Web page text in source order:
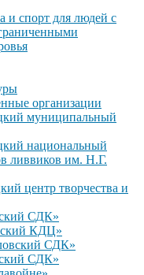
и спорт для людей с
организации
муниципальный
национальный
ливвиков им. Н.Г.
центр творчества и
СДК»
КДЦ»
СДК»
СДК»